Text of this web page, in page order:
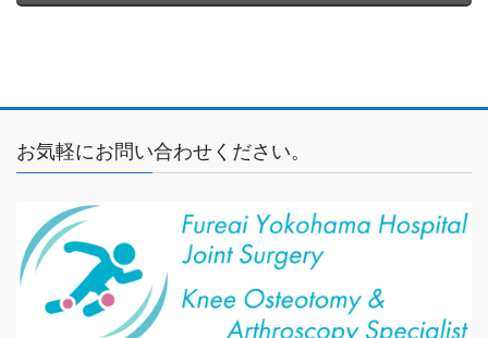
お気軽にお問い合わせください。